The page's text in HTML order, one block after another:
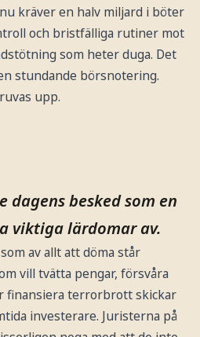
kräver en halv miljard i böter
och bristfälliga rutiner mot
som heter duga. Det
stundande börsnotering.
upp.
dagens besked som en
viktiga lärdomar av.
av allt att döma står
vill tvätta pengar, försvåra
finansiera terrorbrott skickar
investerare. Juristerna på